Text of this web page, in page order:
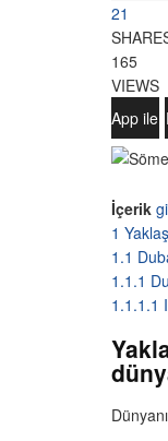
21
165
VIEWS
WhatsApp ile
İçerik
1
1.1
1.1.1
1.1.1.1